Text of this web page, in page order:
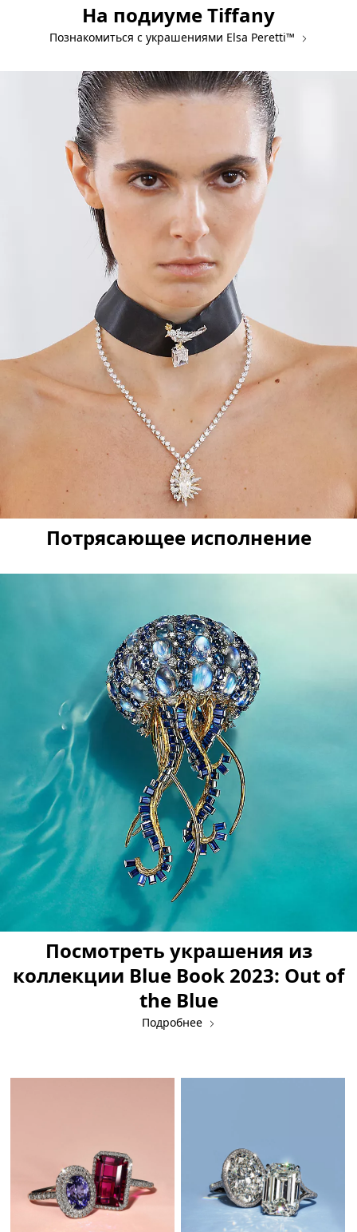
На подиуме Tiffany
Познакомиться с украшениями Elsa Peretti™
Потрясающее исполнение
Посмотреть украшения из
коллекции Blue Book 2023: Out of
the Blue
Подробнее